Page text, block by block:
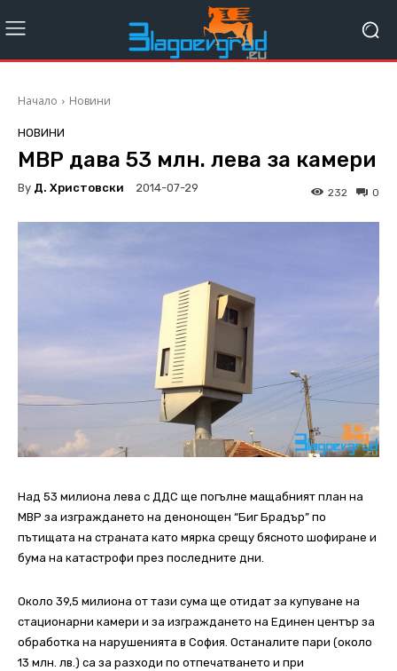
Начало Новини
НОВИНИ
МВР дава 53 млн. лева за камери
By Д. Христовски 2014-07-29 0
232
Над 53 милиона лева с ДДС ще погълне мащабният план на
МВР за изграждането на денонощен “Биг Брадър” по
пътищата на страната като мярка срещу бясното шофиране и
бума на катастрофи през последните дни.
Около 39,5 милиона от тази сума ще отидат за купуване на
стационарни камери и за изграждането на Единен център за
обработка на нарушенията в София. Останалите пари (около
13 млн. лв.) са за разходи по отпечатването и при